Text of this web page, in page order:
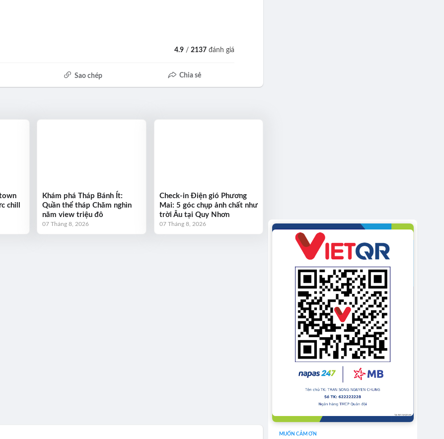
4.9 /2137 đánh giá
Sao chép Chia sẻ
chill
Khám phá Tháp Bánh Ít:
Quần thể tháp Chăm nghìn
năm view triệu đô
07 Tháng 8, 2026
Check-in Điện gió Phương
Mai: 5 góc chụp ảnh chất như
trời Âu tại Quy Nhơn
07 Tháng 8, 2026
MUỐN CẢM ƠN